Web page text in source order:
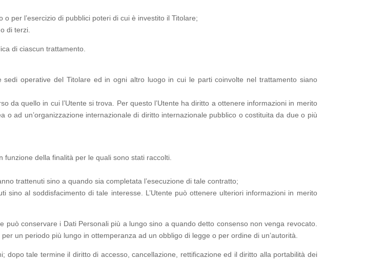
per l’esercizio di pubblici poteri di cui è investito il Titolare;
di terzi.
di ciascun trattamento.
operative del Titolare ed in ogni altro luogo in cui le parti coinvolte nel trattamento siano
da quello in cui l’Utente si trova. Per questo l’Utente ha diritto a ottenere informazioni in merito
o ad un’organizzazione internazionale di diritto internazionale pubblico o costituita da due o più
della finalità per le quali sono stati raccolti.
trattenuti sino a quando sia completata l’esecuzione di tale contratto;
sino al soddisfacimento di tale interesse. L’Utente può ottenere ulteriori informazioni in merito
può conservare i Dati Personali più a lungo sino a quando detto consenso non venga revocato.
un periodo più lungo in ottemperanza ad un obbligo di legge o per ordine di un’autorità.
dopo tale termine il diritto di accesso, cancellazione, rettificazione ed il diritto alla portabilità dei